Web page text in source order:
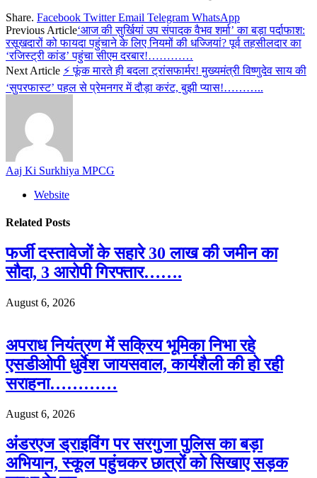
Share. Facebook Twitter Email Telegram WhatsApp
Previous Article‘आज की सुर्खियां उप संपादक वैभव शर्मा’ का बड़ा पर्दाफाश:
रसूखदारों को फायदा पहुंचाने के लिए नियमों की धज्जियां? पूर्व तहसीलदार का
‘रजिस्ट्री कांड’ पहुंचा सीएम दरबार!…………
Next Article ⚡ फूंक मारते ही बदला ट्रांसफार्मर! मुख्यमंत्री विष्णुदेव साय की
‘सुपरफास्ट’ पहल से प्रेमनगर में दौड़ा करंट, बुझी प्यास!………..
Aaj Ki Surkhiya MPCG
Website
Related Posts
फर्जी दस्तावेजों के सहारे 30 लाख की जमीन का
सौदा, 3 आरोपी गिरफ्तार…….
August 6, 2026
अपराध नियंत्रण में सक्रिय भूमिका निभा रहे
एसडीओपी धुर्वेश जायसवाल, कार्यशैली की हो रही
सराहना…………
August 6, 2026
अंडरएज ड्राइविंग पर सरगुजा पुलिस का बड़ा
अभियान, स्कूल पहुंचकर छात्रों को सिखाए सड़क